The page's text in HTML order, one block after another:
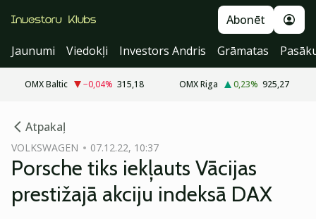
Abonēt
Jaunumi
Viedokļi Investors Andris Grāmatas
OMX Baltic −0,04% 315,18 OMX Riga 0,23% 925,27
Atpakaļ
VOLKSWAGEN 07.12.22, 10:37
Porsche tiks iekļauts Vācijas
prestižajā akciju indeksā DAX